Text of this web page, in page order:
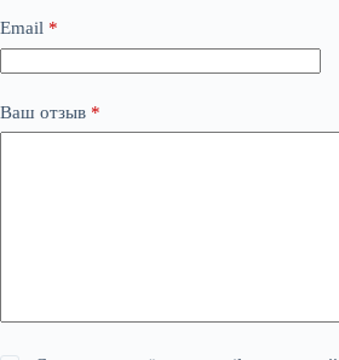
Email *
Ваш отзыв *